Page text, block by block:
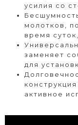
усилия со
молотков,
время
заменяет
для
активное